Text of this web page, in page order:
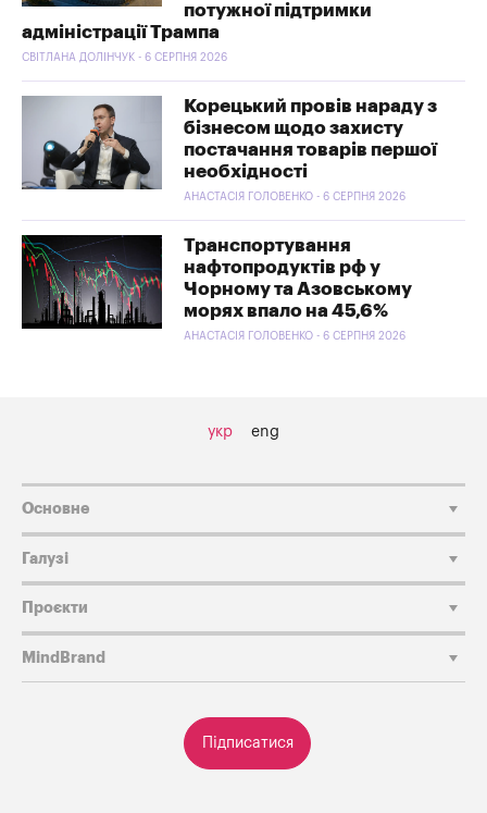
потужної підтримки
адміністрації Трампа
СВІТЛАНА ДОЛІНЧУК - 6 СЕРПНЯ 2026
Корецький провів нараду з
бізнесом щодо захисту
постачання товарів першої
необхідності
АНАСТАСІЯ ГОЛОВЕНКО - 6 СЕРПНЯ 2026
Транспортування
нафтопродуктів рф у
Чорному та Азовському
морях впало на 45,6%
АНАСТАСІЯ ГОЛОВЕНКО - 6 СЕРПНЯ 2026
укр eng
Підписатися
Основне
Галузі
Проєкти
MindBrand